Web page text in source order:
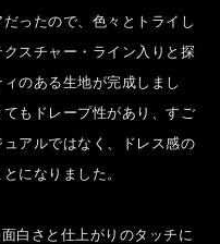
ったので、色々とトライし
スチャー・ライン入りと探
のある生地が完成しまし
もドレープ性があり、すご
アルではなく、ドレス感の
になりました。
白さと仕上がりのタッチに